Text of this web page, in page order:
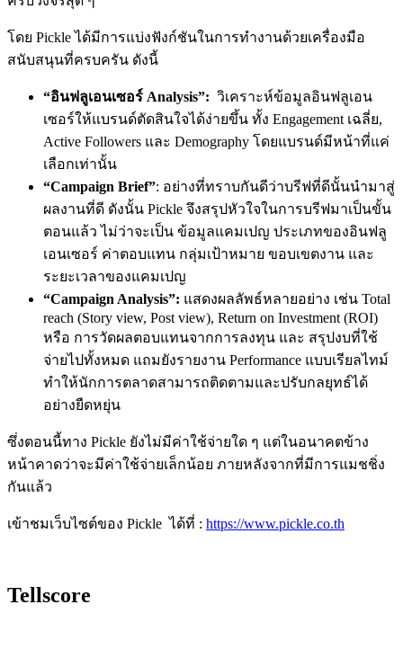
โดย Pickle ได้มีการแบ่งฟังก์ชันในการทำงานด้วยเครื่องมือ
สนับสนุนที่ครบครัน ดังนี้
“อินฟลูเอนเซอร์ Analysis”: วิเคราะห์ข้อมูลอินฟลูเอน
เซอร์ให้แบรนด์ตัดสินใจได้ง่ายขึ้น ทั้ง Engagement เฉลี่ย,
Active Followers และ Demography โดยแบรนด์มีหน้าที่แค่
เลือกเท่านั้น
“Campaign Brief”: อย่างที่ทราบกันดีว่าบรีฟที่ดีนั้นนำมาสู่
ผลงานที่ดี ดังนั้น Pickle จึงสรุปหัวใจในการบรีฟมาเป็นขั้น
ตอนแล้ว ไม่ว่าจะเป็น ข้อมูลแคมเปญ ประเภทของอินฟลู
เอนเซอร์ ค่าตอบแทน กลุ่มเป้าหมาย ขอบเขตงาน และ
ระยะเวลาของแคมเปญ
“Campaign Analysis”: แสดงผลลัพธ์หลายอย่าง เช่น Total
reach (Story view, Post view), Return on Investment (ROI)
หรือ การวัดผลตอบแทนจากการลงทุน และ สรุปงบที่ใช้
จ่ายไปทั้งหมด แถมยังรายงาน Performance แบบเรียลไทม์
ทำให้นักการตลาดสามารถติดตามและปรับกลยุทธ์ได้
อย่างยืดหยุ่น
ซึ่งตอนนี้ทาง Pickle ยังไม่มีค่าใช้จ่ายใด ๆ แต่ในอนาคตข้าง
หน้าคาดว่าจะมีค่าใช้จ่ายเล็กน้อย ภายหลังจากที่มีการแมชชิ่ง
กันแล้ว
เข้าชมเว็บไซต์ของ Pickle ได้ที่ : https://www.pickle.co.th
Tellscore